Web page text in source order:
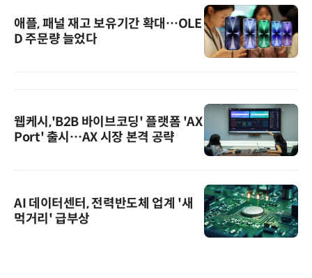
애플, 패널 재고 보유기간 확대…OLE
D 주문량 늘었다
웹케시,'B2B 바이브코딩' 플랫폼 'AX
Port' 출시…AX 시장 본격 공략
AI 데이터센터, 전력반도체 업계 '새
먹거리' 급부상